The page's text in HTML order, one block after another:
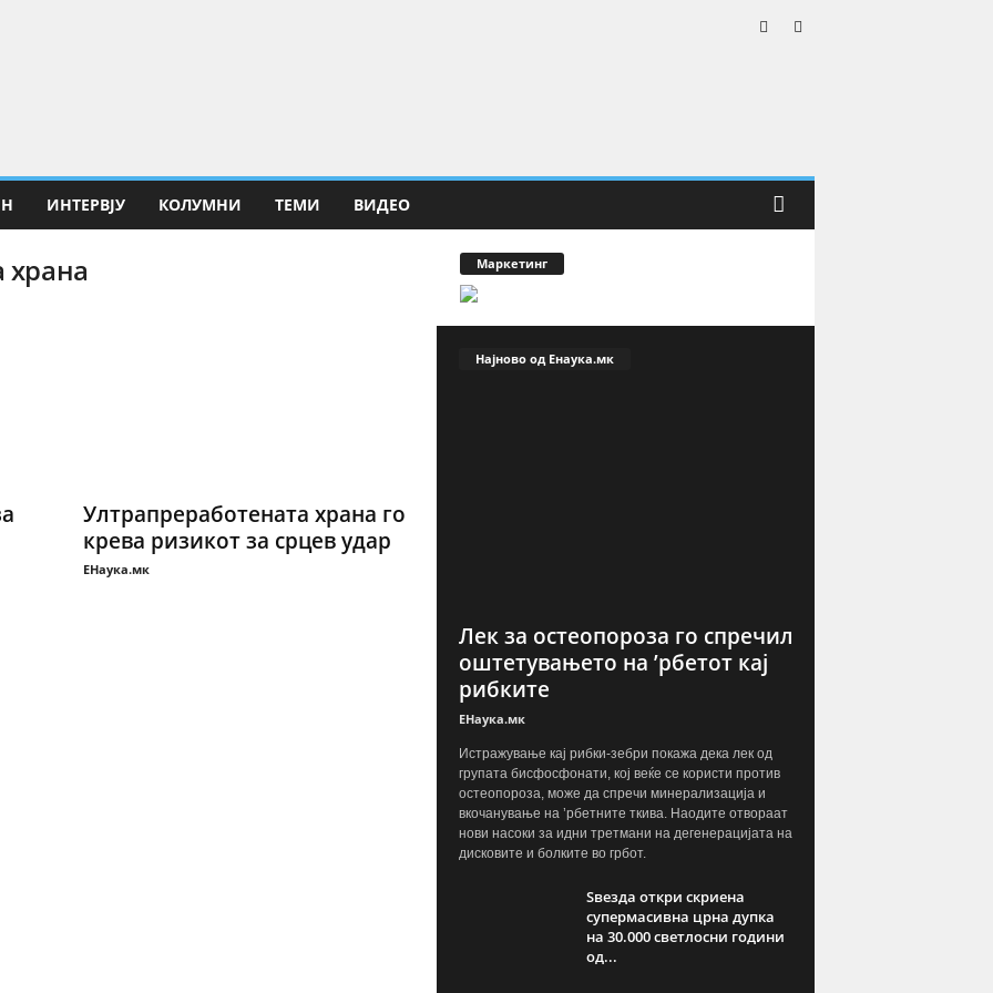
ИНТЕРВЈУ КОЛУМНИ ТЕМИ ВИДЕО
храна
Ултрапреработената храна го
крева ризикот за срцев удар
ЕНаука.мк
Маркетинг
Најново од Енаука.мк
Лек за остеопороза го спречил
оштетувањето на ’рбетот кај
рибките
ЕНаука.мк
Истражување кај рибки-зебри покажа дека лек од
групата бисфосфонати, кој веќе се користи против
остеопороза, може да спречи минерализација и
вкочанување на ’рбетните ткива. Наодите отвораат
нови насоки за идни третмани на дегенерацијата на
дисковите и болките во грбот.
Ѕвезда откри скриена
супермасивна црна дупка
на 30.000 светлосни години
од...